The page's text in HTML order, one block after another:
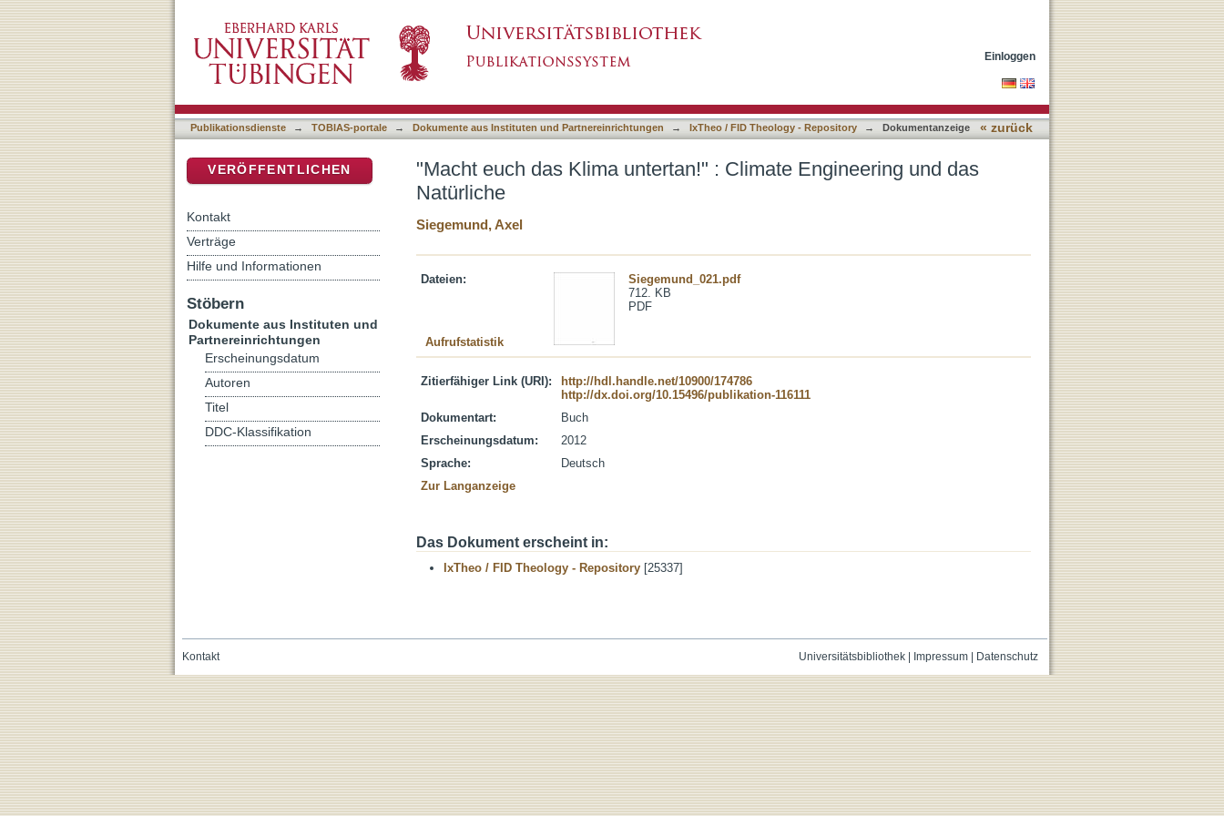
Einloggen
Publikationsdienste → TOBIAS-portale → Dokumente aus Instituten und Partnereinrichtungen → IxTheo / FID Theology - Repository → Dokumentanzeige « zurück
"Macht euch das Klima untertan!" : Climate Engineering und das
Natürliche
Siegemund, Axel
Dateien:
Siegemund_021.pdf
712. KB
PDF
Aufrufstatistik
Zitierfähiger Link (URI):
http://hdl.handle.net/10900/174786
http://dx.doi.org/10.15496/publikation-116111
Dokumentart:
Buch
Erscheinungsdatum:
2012
Sprache:
Deutsch
Zur Langanzeige
Das Dokument erscheint in:
IxTheo / FID Theology - Repository [25337]
VERÖFFENTLICHEN
Kontakt
Verträge
Hilfe und Informationen
Stöbern
Dokumente aus Instituten und
Partnereinrichtungen
Erscheinungsdatum
Autoren
Titel
DDC-Klassifikation
Universitätsbibliothek| Impressum| Datenschutz
Kontakt